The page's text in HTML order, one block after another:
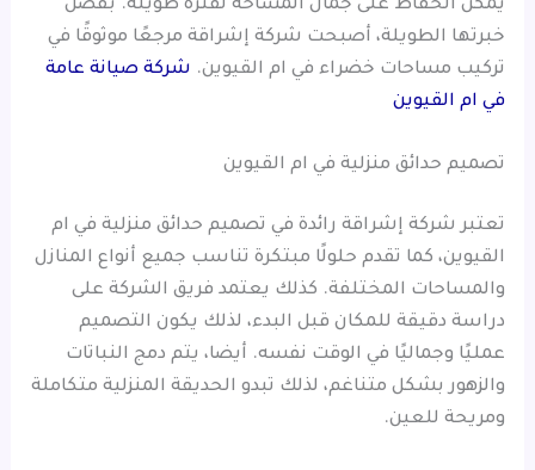
يمكن الحفاظ على جمال المساحة لفترة طويلة. بفضل
خبرتها الطويلة، أصبحت شركة إشراقة مرجعًا موثوقًا في
تركيب مساحات خضراء في ام القيوين. شركة صيانة عامة
في ام القيوين
تصميم حدائق منزلية في ام القيوين
تعتبر شركة إشراقة رائدة في تصميم حدائق منزلية في ام
القيوين، كما تقدم حلولًا مبتكرة تناسب جميع أنواع المنازل
والمساحات المختلفة. كذلك يعتمد فريق الشركة على
دراسة دقيقة للمكان قبل البدء، لذلك يكون التصميم
عمليًا وجماليًا في الوقت نفسه. أيضا، يتم دمج النباتات
والزهور بشكل متناغم، لذلك تبدو الحديقة المنزلية متكاملة
ومريحة للعين.